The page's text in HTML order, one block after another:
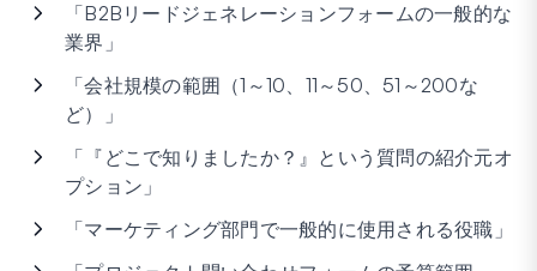
「B2Bリードジェネレーションフォームの一般的な
業界」
「会社規模の範囲（1～10、11～50、51～200な
ど）」
「『どこで知りましたか？』という質問の紹介元オ
プション」
「マーケティング部門で一般的に使用される役職」